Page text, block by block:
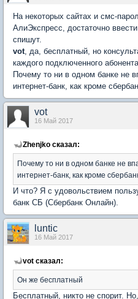
На некоторых сайтах и смс-
АлиЭкспресс, достаточно
спишут.
vot , да, бесплатный, но
каждого подключенного абонента.
Почему то ни в одном банке не
интернет-банк, как кроме
vot
16 Май 2017
Zhenjko сказал:
Почему то ни в одном банке не
интернет-банк, как кроме
И что? Я с удовольствием
банк СБ (Сбербанк Онлайн).
luntic
16 Май 2017
vot сказал:
Он же бесплатный
Бесплатный, никто не спорит.